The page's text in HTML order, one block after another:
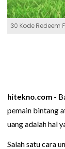
30 Kode Redeem
hitekno.com -
pemain bintang
uang adalah hal
Salah satu cara